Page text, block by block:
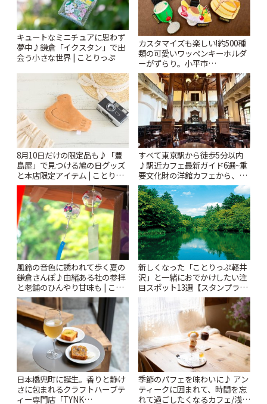
キュートなミニチュアに思わず
夢中♪鎌倉「イクスタン」で出
会う小さな世界 | ことりっぷ
カスタマイズも楽しい!約500種
類の可愛いワッペンキーホルダ
ーがずらり。小平市
「Kimamaya T&K」 | ことりっ
ぷ
8月10日だけの限定品も♪「豊
島屋」で見つける鳩の日グッズ
と本店限定アイテム | ことりっ
ぷ
すべて東京駅から徒歩5分以内
♪駅近カフェ最新ガイド6選~重
要文化財の洋館カフェから、改
札すぐのレトロ喫茶まで~ | こと
りっぷ
風鈴の音色に誘われて歩く夏の
鎌倉さんぽ♪由緒ある社の参拝
と老舗のひんやり甘味も | こと
りっぷ
新しくなった「ことりっぷ軽井
沢」と一緒におでかけしたい注
目スポット13選【スタンプラリ
ー開催中】 | ことりっぷ
日本橋兜町に誕生。香りと静け
さに包まれるクラフトハーブテ
ィー専門店「TYNK
季節のパフェを味わいに♪ アン
ティークに囲まれて、時間を忘
れて過ごしたくなるカフェ/浅草